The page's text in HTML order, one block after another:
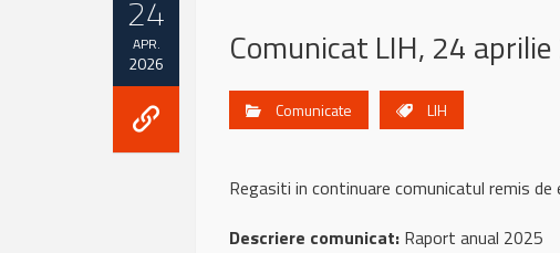
24
APR.
2026 Comunicat LIH, 24
Comunicate LIH
Regasiti in continuare comunicatul remis
Descriere comunicat: Raport anual 2025